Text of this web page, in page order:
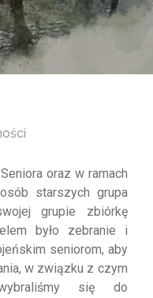
oraz w ramach
starszych grupa
grupie zbiórkę
było zebranie i
seniorom, aby
w związku z czym
się do